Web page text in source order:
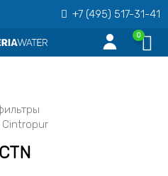
+7 (495) 517-31-41
0
Cintropur